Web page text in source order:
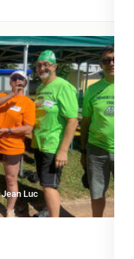
Jean Luc